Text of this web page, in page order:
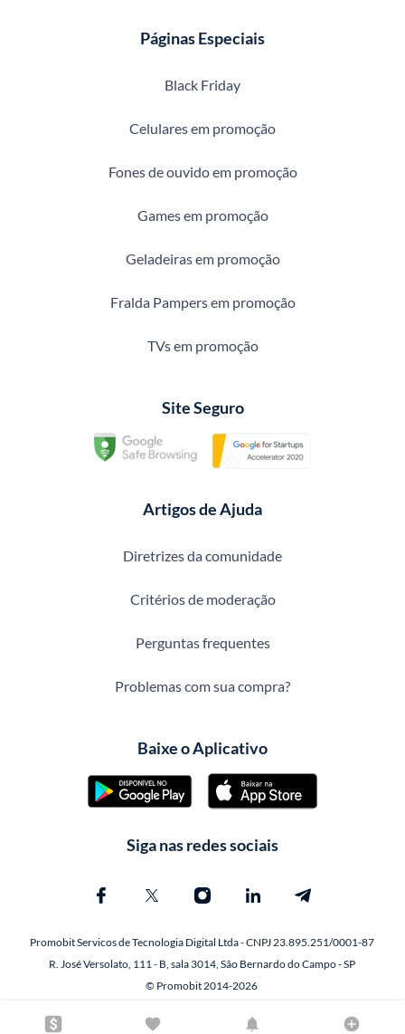
Páginas Especiais
Black Friday
Celulares em promoção
Fones de ouvido em promoção
Games em promoção
Geladeiras em promoção
Fralda Pampers em promoção
TVs em promoção
Site Seguro
Artigos de Ajuda
Diretrizes da comunidade
Critérios de moderação
Perguntas frequentes
Problemas com sua compra?
Baixe o Aplicativo
Siga nas redes sociais
Promobit Servicos de Tecnologia Digital Ltda - CNPJ 23.895.251/0001-87
R. José Versolato, 111 - B, sala 3014, São Bernardo do Campo - SP
© Promobit 2014-2026